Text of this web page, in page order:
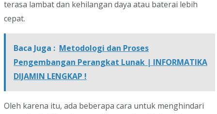
terasa lambat dan kehilangan daya atau baterai lebih
cepat.
Baca Juga : Metodologi dan Proses
Pengembangan Perangkat Lunak | INFORMATIKA
DIJAMIN LENGKAP !
Oleh karena itu, ada beberapa cara untuk menghindari